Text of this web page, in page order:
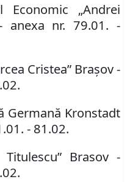
„Andrei
anexa nr. 79.01. -
Cristea” Braşov-
Germană Kronstadt
- 81.02.
Brasov -